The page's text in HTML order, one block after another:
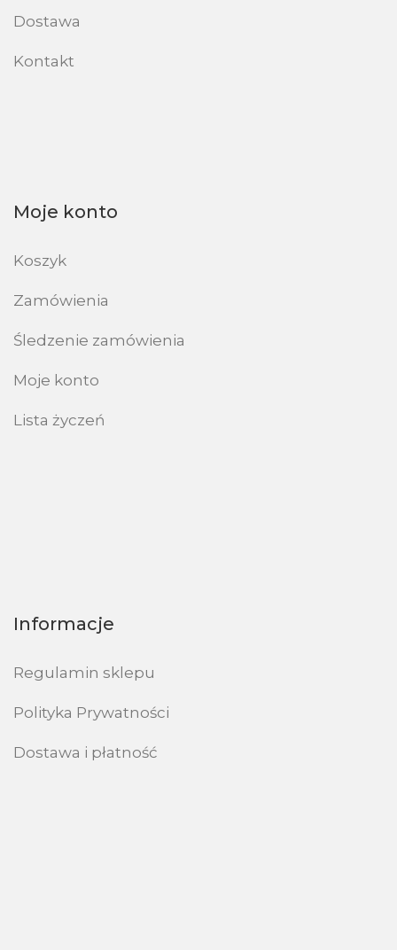
Dostawa
Kontakt
Moje konto
Koszyk
Zamówienia
Śledzenie zamówienia
Moje konto
Lista życzeń
Informacje
Regulamin sklepu
Polityka Prywatności
Dostawa i płatność